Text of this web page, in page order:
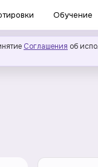
Обучение
Соглашения об